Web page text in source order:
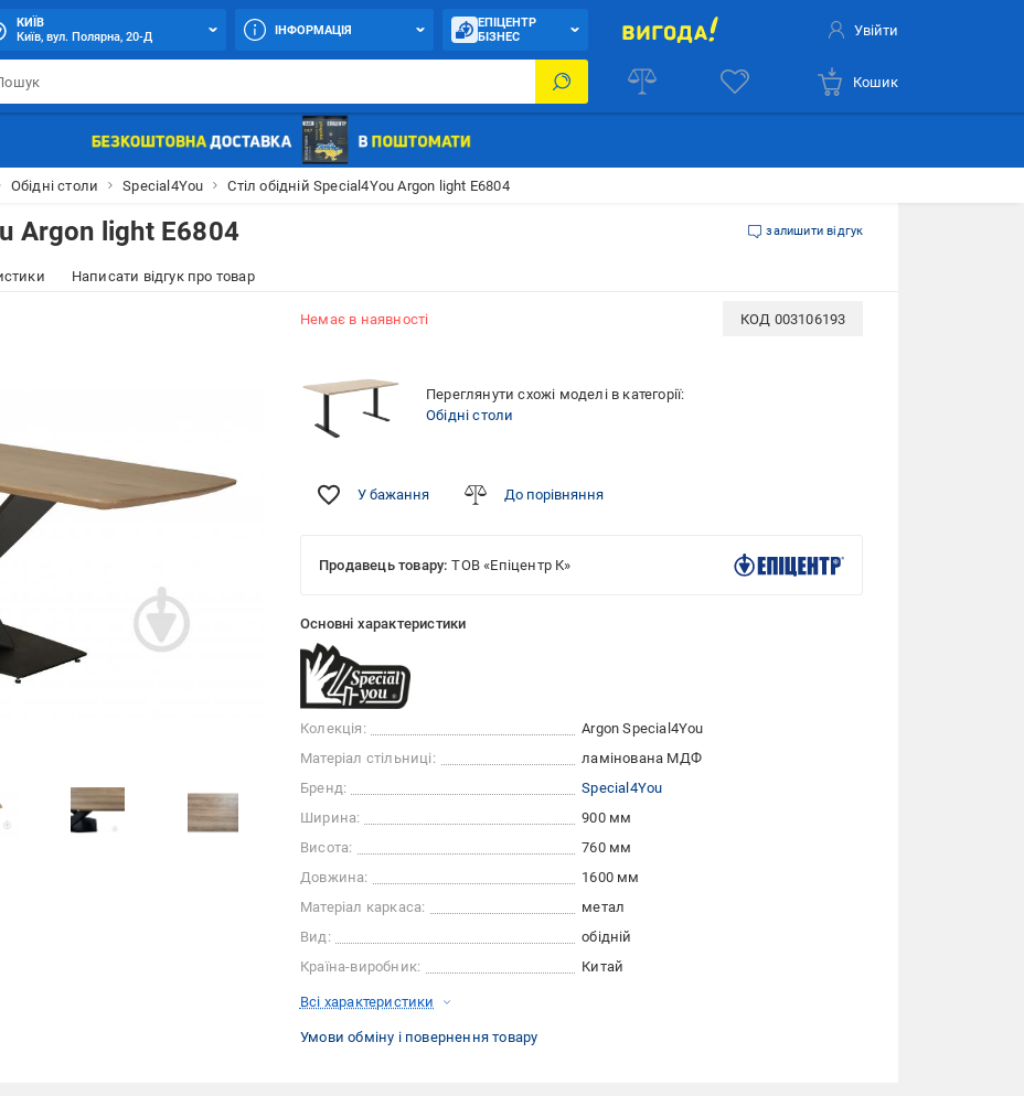
КИЇВ
Київ, вул. Полярна, 20-Д
ІНФОРМАЦІЯ
ЕПІЦЕНТР
БІЗНЕС
Увійти
Кошик
Обідні столи Special4You Стіл обідній Special4You Argon light E6804
Argon light E6804 залишити відгук
Написати відгук про товар
Немає в наявності КОД 003106193
Переглянути схожі моделі в категорії:
Обідні столи
У бажання До порівняння
Продавець товару: ТОВ «Епіцентр К»
Основні характеристики
Колекція:
Argon Special4You
Матеріал стільниці:
ламінована МДФ
Бренд:
Special4You
Ширина:
900 мм
Висота:
760 мм
Довжина:
1600 мм
Матеріал каркаса:
метал
Вид:
обідній
Країна-виробник:
Китай
Всі характеристики
Умови обміну і повернення товару